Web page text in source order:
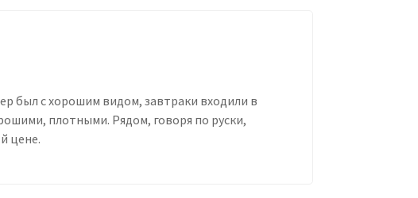
был с хорошим видом, завтраки входили в
плотными. Рядом, говоря по руски,
цене.